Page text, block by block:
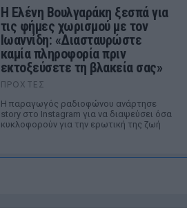
Η Ελένη Βουλγαράκη ξεσπά για
τις φήμες χωρισμού με τον
Ιωαννίδη: «Διασταυρώστε
καμία πληροφορία πριν
εκτοξεύσετε τη βλακεία σας»
ΠΡΟΧΤΈΣ
Η παραγωγός ραδιοφώνου ανάρτησε
story στο Instagram για να διαψεύσει όσα
κυκλοφορούν για την ερωτική της ζωή